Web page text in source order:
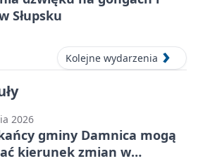
Słupsku
Kolejne wydarzenia
2026
gminy Damnica mogą
kierunek zmian w